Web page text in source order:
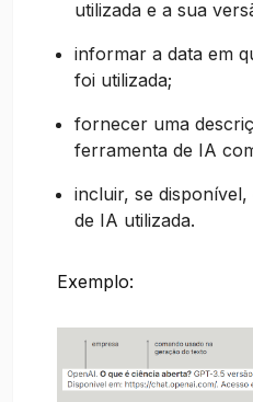
utilizada e a sua
informar a data em
foi utilizada;
fornecer uma
ferramenta de IA
incluir, se
de IA utilizada.
Exemplo: